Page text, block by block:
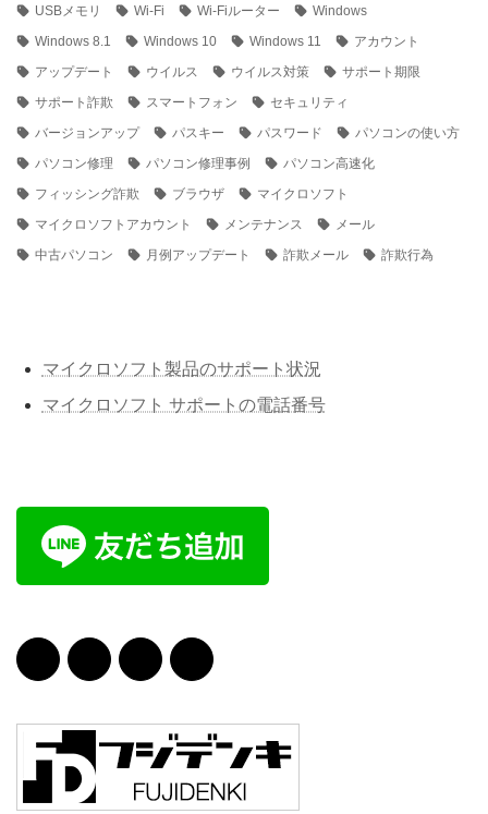
USBメモリ
Wi-Fi Wi-Fiルーター
Windows
Windows 8.1
Windows 10 Windows 11
アカウント
アップデート
ウイルス ウイルス対策
サポート期限
サポート詐欺
スマートフォン
セキュリティ
バージョンアップ
パスキー パスワード
パソコンの使い方
パソコン修理
パソコン修理事例
パソコン高速化
フィッシング詐欺
ブラウザ
マイクロソフト
マイクロソフトアカウント
メンテナンス
メール
中古パソコン
月例アップデート 詐欺メール 詐欺行為
マイクロソフト製品のサポート状況
マイクロソフト サポートの電話番号